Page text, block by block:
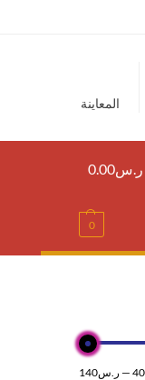
المعاينة
ر.س0.00
0
— ر.س140